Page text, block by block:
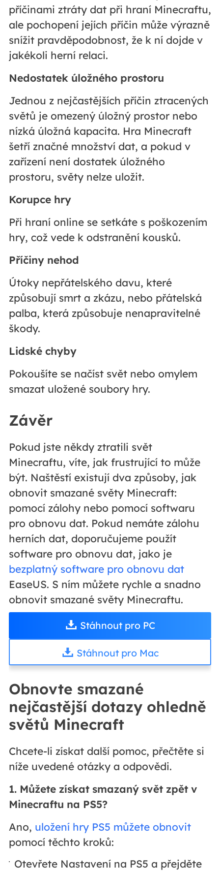
příčinami ztráty dat při hraní Minecraftu,
ale pochopení jejích příčin může výrazně
snížit pravděpodobnost, že k ní dojde v
jakékoli herní relaci.
Nedostatek úložného prostoru
Jednou z nejčastějších příčin ztracených
světů je omezený úložný prostor nebo
nízká úložná kapacita. Hra Minecraft
šetří značné množství dat, a pokud v
zařízení není dostatek úložného
prostoru, světy nelze uložit.
Korupce hry
Při hraní online se setkáte s poškozením
hry, což vede k odstranění kousků.
Příčiny nehod
Útoky nepřátelského davu, které
způsobují smrt a zkázu, nebo přátelská
palba, která způsobuje nenapravitelné
škody.
Lidské chyby
Pokoušíte se načíst svět nebo omylem
smazat uložené soubory hry.
Závěr
Pokud jste někdy ztratili svět
Minecraftu, víte, jak frustrující to může
být. Naštěstí existují dva způsoby, jak
obnovit smazané světy Minecraft:
pomocí zálohy nebo pomocí softwaru
pro obnovu dat. Pokud nemáte zálohu
herních dat, doporučujeme použít
software pro obnovu dat, jako je
bezplatný software pro obnovu dat
EaseUS. S ním můžete rychle a snadno
obnovit smazané světy Minecraftu.
Stáhnout pro PC
Stáhnout pro Mac
Obnovte smazané
nejčastější dotazy ohledně
světů Minecraft
Chcete-li získat další pomoc, přečtěte si
níže uvedené otázky a odpovědi.
1. Můžete získat smazaný svět zpět v
Minecraftu na PS5?
Ano, uložení hry PS5 můžete obnovit
pomocí těchto kroků:
Otevřete Nastavení na PS5 a přejděte